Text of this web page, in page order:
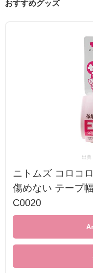
おすすめグッズ
出典
ニトムズ コロコ
傷めない テープ
C0020